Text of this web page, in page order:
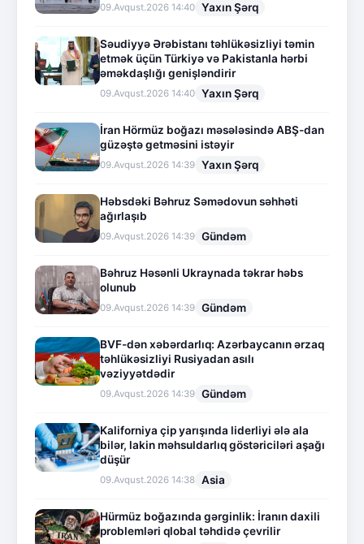
09.Avqust.2026 14:40 Yaxın Şərq
Səudiyyə Ərəbistanı təhlükəsizliyi təmin
etmək üçün Türkiyə və Pakistanla hərbi
əməkdaşlığı genişləndirir
09.Avqust.2026 14:40 Yaxın Şərq
İran Hörmüz boğazı məsələsində ABŞ-dan
güzəştə getməsini istəyir
09.Avqust.2026 14:39 Yaxın Şərq
Həbsdəki Bəhruz Səmədovun səhhəti
ağırlaşıb
09.Avqust.2026 14:39 Gündəm
Bəhruz Həsənli Ukraynada təkrar həbs
olunub
09.Avqust.2026 14:39 Gündəm
BVF-dən xəbərdarlıq: Azərbaycanın ərzaq
təhlükəsizliyi Rusiyadan asılı
vəziyyətdədir
09.Avqust.2026 14:39 Gündəm
Kaliforniya çip yarışında liderliyi ələ ala
bilər, lakin məhsuldarlıq göstəriciləri aşağı
düşür
09.Avqust.2026 14:38 Asia
Hürmüz boğazında gərginlik: İranın daxili
problemləri qlobal təhdidə çevrilir